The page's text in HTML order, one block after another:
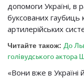
допомоги Україні, в
буксованих гаубиць
артилерійських
Читайте також: До
голівудського актора
«Вони вже в